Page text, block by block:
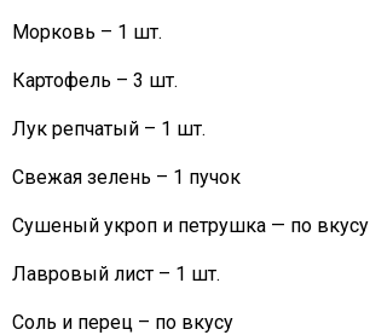
Морковь – 1 шт.
Картофель – 3 шт.
Лук репчатый – 1 шт.
Свежая зелень – 1 пучок
Сушеный укроп и петрушка — по вкусу
Лавровый лист – 1 шт.
Соль и перец – по вкусу